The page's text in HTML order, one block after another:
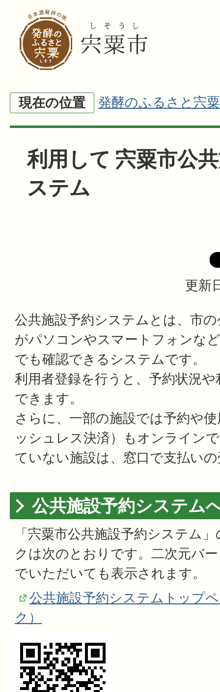
現在の位置 発酵のふるさと宍粟
利用して 宍粟市公
ステム
更新
公共施設予約システムとは、市
がパソコンやスマートフォンな
でも確認できるシステムです。
利用者登録を行うと、予約状況
できます。
さらに、一部の施設では予約や
ッシュレス決済）もオンライン
ていない施設は、窓口で支払い
公共施設予約システム
「宍粟市公共施設予約システム
クは次のとおりです。二次元バ
でいただいても表示されます。
公共施設予約システムトップ
ク）